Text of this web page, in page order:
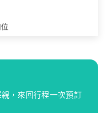
，來回行程一次預訂